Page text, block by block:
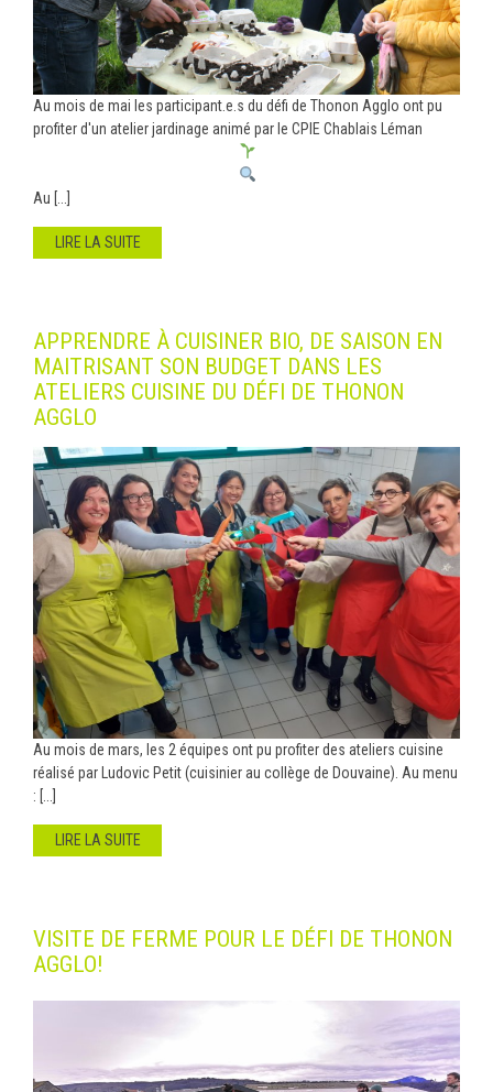
Au mois de mai les participant.e.s du défi de Thonon Agglo ont pu
profiter d'un atelier jardinage animé par le CPIE Chablais Léman
Au [...]
LIRE LA SUITE
APPRENDRE À CUISINER BIO, DE SAISON EN
MAITRISANT SON BUDGET DANS LES
ATELIERS CUISINE DU DÉFI DE THONON
AGGLO
Au mois de mars, les 2 équipes ont pu profiter des ateliers cuisine
réalisé par Ludovic Petit (cuisinier au collège de Douvaine). Au menu
: [...]
LIRE LA SUITE
VISITE DE FERME POUR LE DÉFI DE THONON
AGGLO!